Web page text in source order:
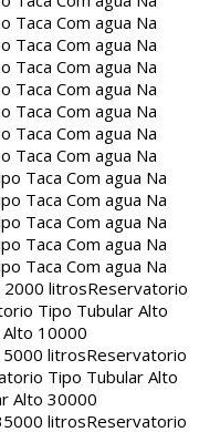
Taca Com agua Na
Taca Com agua Na
Taca Com agua Na
Taca Com agua Na
Taca Com agua Na
Taca Com agua Na
Taca Com agua Na
Taca Com agua Na
Taca Com agua Na
Taca Com agua Na
Taca Com agua Na
Taca Com agua Na
2000 litrosReservatorio
Tipo Tubular Alto
10000
litrosReservatorio
Tipo Tubular Alto
Alto 30000
litrosReservatorio